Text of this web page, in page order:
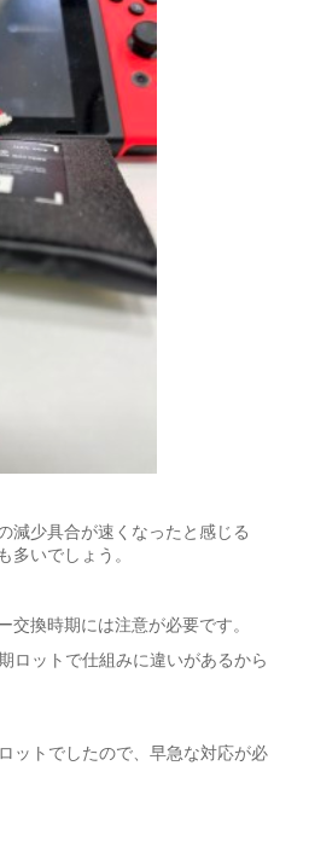
減少具合が速くなったと感じる
多いでしょう。
交換時期には注意が必要です。
ロットで仕組みに違いがあるから
ットでしたので、早急な対応が必